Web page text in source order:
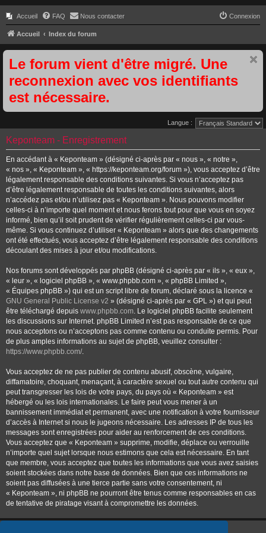
Accueil FAQ Nous contacter Connexion
Accueil Index du forum
Le forum vient d'être migré. Une
reconnexion avec vos identifiants
est nécessaire.
Langue :
Keponteam - Enregistrement
En accédant à « Keponteam » (désigné ci-après par « nous », « notre »,
« nos », « Keponteam », « https://keponteam.org/forum »), vous acceptez d’être
légalement responsable des conditions suivantes. Si vous n’acceptez pas
d’être légalement responsable de toutes les conditions suivantes, alors
n’accédez pas et/ou n’utilisez pas « Keponteam ». Nous pouvons modifier
celles-ci à n’importe quel moment et nous ferons tout pour que vous en soyez
informé, bien qu’il soit prudent de vérifier régulièrement celles-ci par vous-
même. Si vous continuez d’utiliser « Keponteam » alors que des changements
ont été effectués, vous acceptez d’être légalement responsable des conditions
découlant des mises à jour et/ou modifications.
Nos forums sont développés par phpBB (désigné ci-après par « ils », « eux »,
« leur », « logiciel phpBB », « www.phpbb.com », « phpBB Limited »,
« Équipes phpBB ») qui est un script libre de forum, déclaré sous la licence «
GNU General Public License v2 » (désigné ci-après par « GPL ») et qui peut
être téléchargé depuis www.phpbb.com. Le logiciel phpBB facilite seulement
les discussions sur Internet. phpBB Limited n’est pas responsable de ce que
nous acceptons ou n’acceptons pas comme contenu ou conduite permis. Pour
de plus amples informations au sujet de phpBB, veuillez consulter :
https://www.phpbb.com/.
Vous acceptez de ne pas publier de contenu abusif, obscène, vulgaire,
diffamatoire, choquant, menaçant, à caractère sexuel ou tout autre contenu qui
peut transgresser les lois de votre pays, du pays où « Keponteam » est
hébergé ou les lois internationales. Le faire peut vous mener à un
bannissement immédiat et permanent, avec une notification à votre fournisseur
d’accès à Internet si nous le jugeons nécessaire. Les adresses IP de tous les
messages sont enregistrées pour aider au renforcement de ces conditions.
Vous acceptez que « Keponteam » supprime, modifie, déplace ou verrouille
n’importe quel sujet lorsque nous estimons que cela est nécessaire. En tant
que membre, vous acceptez que toutes les informations que vous avez saisies
soient stockées dans notre base de données. Bien que ces informations ne
soient pas diffusées à une tierce partie sans votre consentement, ni
« Keponteam », ni phpBB ne pourront être tenus comme responsables en cas
de tentative de piratage visant à compromettre les données.